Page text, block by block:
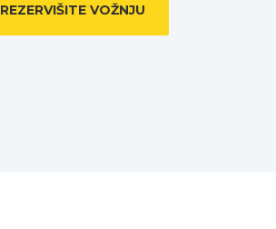
REZERVIŠITE VOŽNJU